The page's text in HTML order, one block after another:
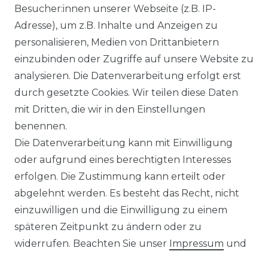
Casa Moda - Herren
Strickjacke in verschiedenen
Farben, S-6XL (004450)
UVP 69,99 €
ab 64,00 € *
Impressum Daten­schutz­erklärung
Besucher:innen unserer Webseite (z.B. IP-
Adresse), um z.B. Inhalte und Anzeigen zu
personalisieren, Medien von Drittanbietern
einzubinden oder Zugriffe auf unsere Website zu
analysieren. Die Datenverarbeitung erfolgt erst
durch gesetzte Cookies. Wir teilen diese Daten
mit Dritten, die wir in den Einstellungen
benennen.
Die Datenverarbeitung kann mit Einwilligung
oder aufgrund eines berechtigten Interesses
erfolgen. Die Zustimmung kann erteilt oder
abgelehnt werden. Es besteht das Recht, nicht
einzuwilligen und die Einwilligung zu einem
späteren Zeitpunkt zu ändern oder zu
widerrufen. Beachten Sie unser Impressum und